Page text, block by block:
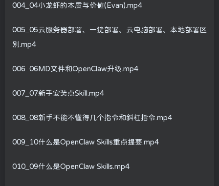
004_04小龙虾的本质与价值(Evan).mp4
005_05云服务器部署、一键部署、云电脑部署、本地部署区
别.mp4
006_06MD文件和OpenClaw升级.mp4
007_07新手安装点Skill.mp4
008_08新手不能不懂得几个指令和斜杠指令.mp4
009_10什么是OpenClaw Skills重点提要.mp4
010_09什么是OpenClaw Skills.mp4